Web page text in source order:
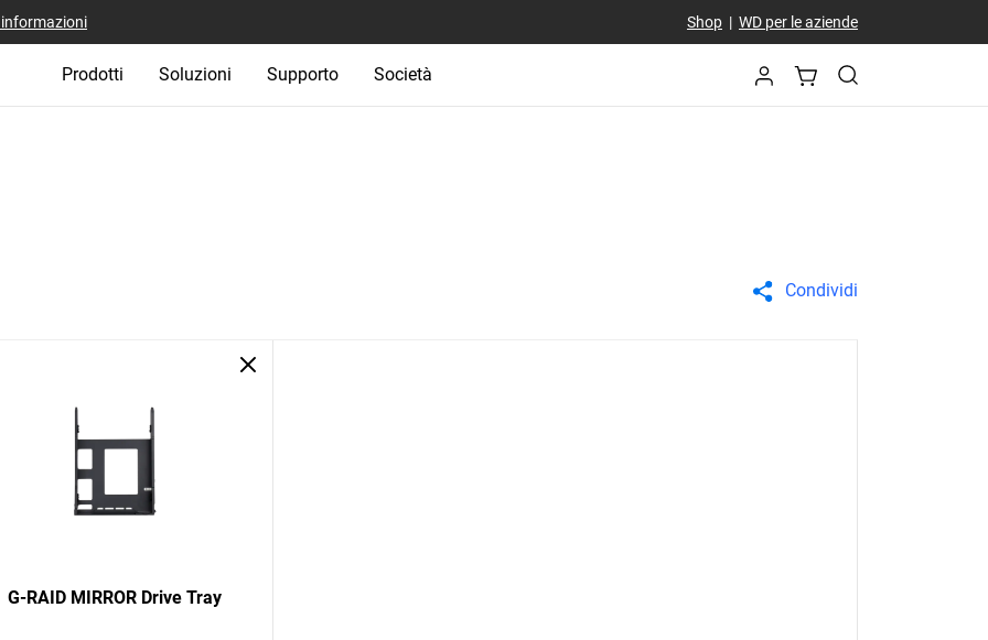
Shop| WD per le aziende
Prodotti Soluzioni Supporto Società
Condividi
G-RAID MIRROR Drive Tray